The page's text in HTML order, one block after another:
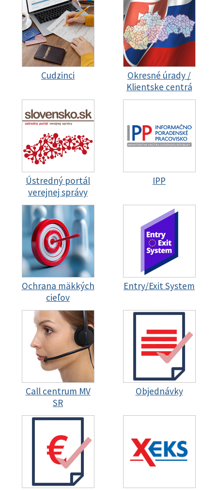
Cudzinci
Okresné úrady /
Klientske centrá
Ústredný portál
verejnej správy
IPP
Ochrana mäkkých
cieľov
Entry/Exit System
Call centrum MV
SR
Objednávky